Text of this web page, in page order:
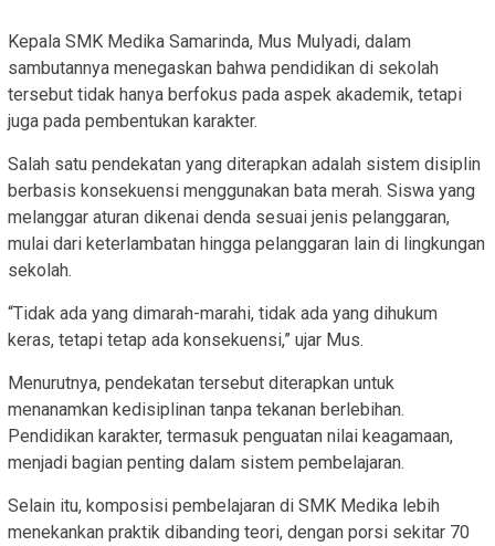
Kepala SMK Medika Samarinda, Mus Mulyadi, dalam
sambutannya menegaskan bahwa pendidikan di sekolah
tersebut tidak hanya berfokus pada aspek akademik, tetapi
juga pada pembentukan karakter.
Salah satu pendekatan yang diterapkan adalah sistem disiplin
berbasis konsekuensi menggunakan bata merah. Siswa yang
melanggar aturan dikenai denda sesuai jenis pelanggaran,
mulai dari keterlambatan hingga pelanggaran lain di lingkungan
sekolah.
“Tidak ada yang dimarah-marahi, tidak ada yang dihukum
keras, tetapi tetap ada konsekuensi,” ujar Mus.
Menurutnya, pendekatan tersebut diterapkan untuk
menanamkan kedisiplinan tanpa tekanan berlebihan.
Pendidikan karakter, termasuk penguatan nilai keagamaan,
menjadi bagian penting dalam sistem pembelajaran.
Selain itu, komposisi pembelajaran di SMK Medika lebih
menekankan praktik dibanding teori, dengan porsi sekitar 70